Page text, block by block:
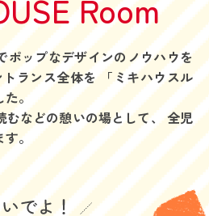
Room
ポップなデザインのノウハウを
ランス全体を「ミキハウスル
た。
むなどの憩いの場として、全児
。